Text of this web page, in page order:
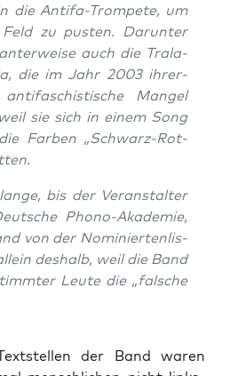
die Anti­fa-Trom­pe­te, um
zu pus­ten. Dar­un­ter
auch die Tra­la­
die im Jahr 2003 ihrer­
Man­gel
sie sich in einem Song
Far­ben „Schwarz-Rot-
bis der Ver­an­stal­ter
Pho­no-Aka­de­mie,
von der Nomi­nier­ten­lis­
des­halb, weil die Band
Leu­te die „fal­sche
der Band waren